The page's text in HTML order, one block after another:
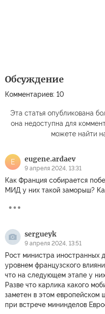
Обсуждение
Комментариев: 10
Эта статья опубликована
она недоступна для
можете найти
E eugene.ardaev
9 апреля 2024, 13:31
Как Франция собирается
МИД у них такой заморыш?
sergueyk
9 апреля 2024, 13:51
Рост министра иностранных
уровнем французского
что на следующем этапе у
Разве что карлика какого
заметен в этом европейском
при встрече мининделов